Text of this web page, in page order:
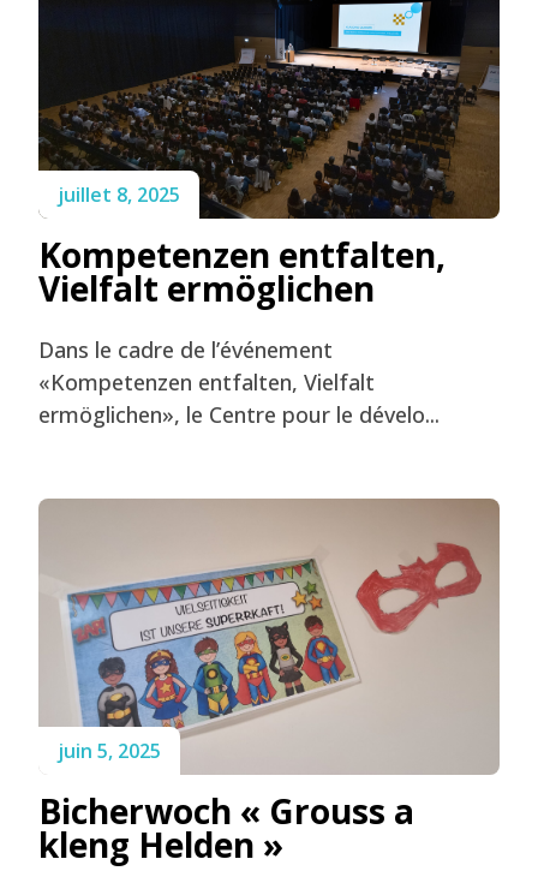
juillet 8, 2025
Kompetenzen entfalten,
Vielfalt ermöglichen
Dans le cadre de l’événement
«Kompetenzen entfalten, Vielfalt
ermöglichen», le Centre pour le dévelo...
juin 5, 2025
Bicherwoch « Grouss a
kleng Helden »